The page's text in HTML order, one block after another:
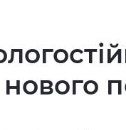
нового